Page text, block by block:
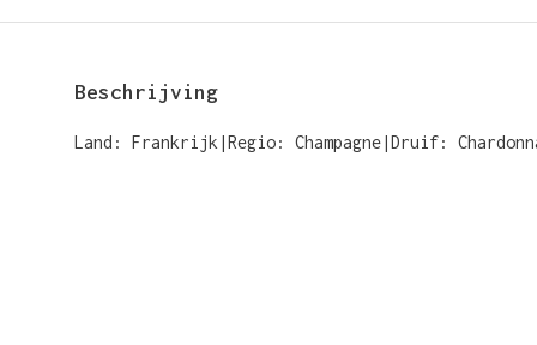
Beschrijving
Land: Frankrijk|Regio: Champagne|Druif: